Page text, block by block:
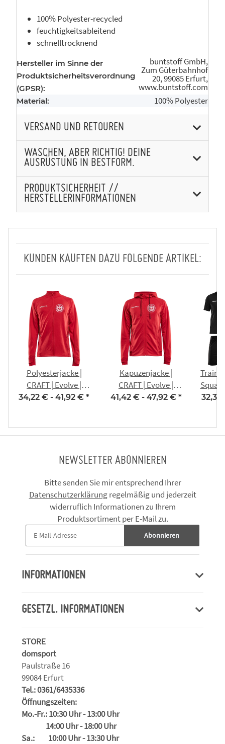
100% Polyester-recycled
feuchtigkeitsableitend
schnelltrocknend
Hersteller im Sinne der
Produktsicherheitsverordnung
(GPSR):
buntstoff GmbH,
Zum Güterbahnhof
20, 99085 Erfurt,
www.buntstoff.com
Material: 100% Polyester
VERSAND UND RETOUREN
WASCHEN, ABER RICHTIG! DEINE
AUSRÜSTUNG IN BESTFORM.
PRODUKTSICHERHEIT //
HERSTELLERINFORMATIONEN
KUNDEN KAUFTEN DAZU FOLGENDE ARTIKEL:
Polyesterjacke |
CRAFT | Evolve |
rot/schwarz - TSV
34,22 € - 41,92 € *
Kapuzenjacke |
CRAFT | Evolve |
rot/schwarz - TSV
41,42 € - 47,92 € *
Squad
NEWSLETTER ABONNIEREN
Bitte senden Sie mir entsprechend Ihrer
Datenschutzerklärungregelmäßig und jederzeit
widerruflich Informationen zu Ihrem
Produktsortiment per E-Mail zu.
Abonnieren
INFORMATIONEN
GESETZL. INFORMATIONEN
STORE
domsport
Paulstraße 16
99084 Erfurt
Tel.: 0361/6435336
Öffnungszeiten:
Mo.-Fr.: 10:30 Uhr - 13:00 Uhr
14:00 Uhr - 18:00 Uhr
Sa.: 10:00 Uhr - 13:30 Uhr